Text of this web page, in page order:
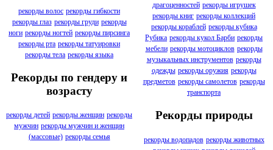
рекорды волос рекорды гибкости
рекорды глаз рекорды груди рекорды
ноги рекорды ногтей рекорды пирсинга
рекорды рта рекорды татуировки
рекорды тела рекорды языка
Рекорды по гендеру и
возрасту
рекорды детей рекорды женщин рекорды
мужчин рекорды мужчин и женщин
(массовые) рекорды семья
драгоценностей рекорды игрушек
рекорды книг рекорды коллекций
рекорды кораблей рекорды кубика
Рубика рекорды кукол Барби рекорды
мебели рекорды мотоциклов рекорды
музыкальных инструментов рекорды
одежды рекорды оружия рекорды
предметов рекорды самолетов рекорды
транспорта
Рекорды природы
рекорды водопадов рекорды животных